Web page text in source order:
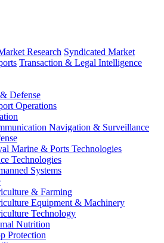
Research Syndicated Market
Transaction & Legal Intelligence
Defense
Operations
Navigation & Surveillance
Marine & Ports Technologies
Technologies
Systems
& Farming
Equipment & Machinery
Technology
Nutrition
Protection